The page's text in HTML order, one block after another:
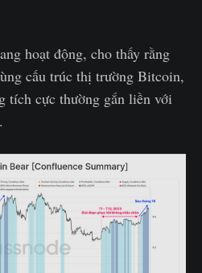
hoạt động, cho thấy rằng
cấu trúc thị trường Bitcoin,
tích cực thường gắn liền với